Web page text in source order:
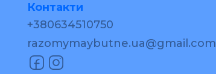
Контакти
+380634510750
razomymaybutne.ua@gmail.com